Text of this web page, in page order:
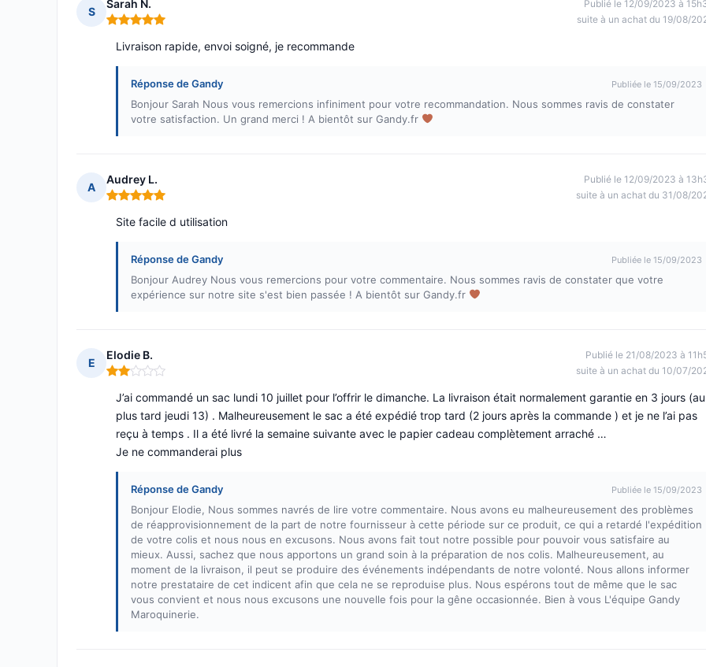
S
Sarah N.
Note : 5 sur 5
Publié le 12/09/2023 à
suite à un achat du 19/08/
Livraison rapide, envoi soigné, je recommande
Réponse de Gandy Publiée le 15/09/2023
Bonjour Sarah Nous vous remercions infiniment pour votre recommandation. Nous sommes ravis de constater
votre satisfaction. Un grand merci ! A bientôt sur Gandy.fr
A
Audrey L.
Note : 5 sur 5
Publié le 12/09/2023 à
suite à un achat du 31/08/
Site facile d utilisation
Réponse de Gandy Publiée le 15/09/2023
Bonjour Audrey Nous vous remercions pour votre commentaire. Nous sommes ravis de constater que votre
expérience sur notre site s'est bien passée ! A bientôt sur Gandy.fr
E
Elodie B.
Note : 2 sur 5
Publié le 21/08/2023 à
suite à un achat du 10/07/
J’ai commandé un sac lundi 10 juillet pour l’offrir le dimanche. La livraison était normalement garantie en 3 jours (au
plus tard jeudi 13) . Malheureusement le sac a été expédié trop tard (2 jours après la commande ) et je ne l’ai pas
reçu à temps . Il a été livré la semaine suivante avec le papier cadeau complètement arraché …
Je ne commanderai plus
Réponse de Gandy Publiée le 15/09/2023
Bonjour Elodie, Nous sommes navrés de lire votre commentaire. Nous avons eu malheureusement des problèmes
de réapprovisionnement de la part de notre fournisseur à cette période sur ce produit, ce qui a retardé l'expédition
de votre colis et nous nous en excusons. Nous avons fait tout notre possible pour pouvoir vous satisfaire au
mieux. Aussi, sachez que nous apportons un grand soin à la préparation de nos colis. Malheureusement, au
moment de la livraison, il peut se produire des événements indépendants de notre volonté. Nous allons informer
notre prestataire de cet indicent afin que cela ne se reproduise plus. Nous espérons tout de même que le sac
vous convient et nous nous excusons une nouvelle fois pour la gêne occasionnée. Bien à vous L'équipe Gandy
Maroquinerie.